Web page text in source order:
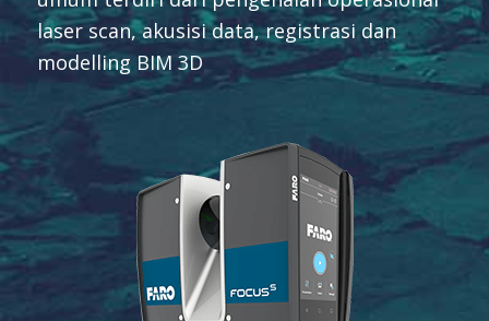
laser scan, akusisi data, registrasi dan
modelling BIM 3D